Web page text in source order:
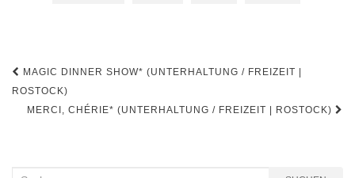
Beitragsnavigation
MAGIC DINNER SHOW* (UNTERHALTUNG / FREIZEIT |
ROSTOCK)
MERCI, CHÉRIE* (UNTERHALTUNG / FREIZEIT | ROSTOCK)